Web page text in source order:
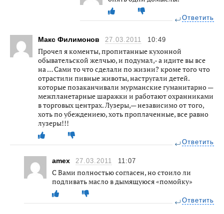
Ответить
Макс Филимонов 27.03.2011 10:49
Прочел я коменты, пропитанные кухонной
обывательской желчью, и подумал,- а идите вы все
на … Сами то что сделали по жизни? кроме того что
отрастили пивные животы, настругали детей.
которые позаканчивали мурманские гуманитарно —
межпланетарные шаражки и работают охранниками
в торговых центрах. Лузеры,— независимо от того,
хоть по убеждениею, хоть проплаченные, все равно
лузеры!!!
Ответить
amex 27.03.2011 11:07
С Вами полностью согласен, но стоило ли
подливать масло в дымящуюся «помойку»
Ответить